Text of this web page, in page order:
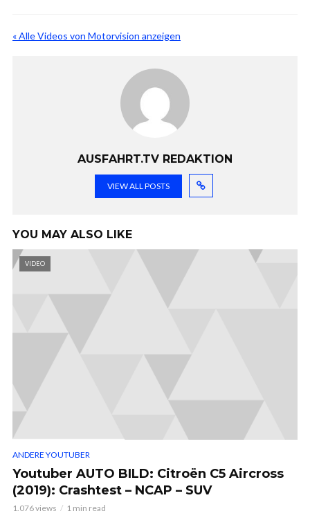
« Alle Videos von Motorvision anzeigen
AUSFAHRT.TV REDAKTION
VIEW ALL POSTS
YOU MAY ALSO LIKE
VIDEO
ANDERE YOUTUBER
Youtuber AUTO BILD: Citroën C5 Aircross
(2019): Crashtest – NCAP – SUV
1.076 views 1 min read